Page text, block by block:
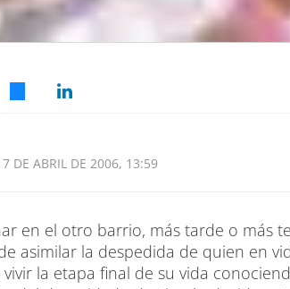
DE ABRIL DE 2006, 13:59
en el otro barrio, más tarde o más
asimilar la despedida de quien en
la etapa final de su vida